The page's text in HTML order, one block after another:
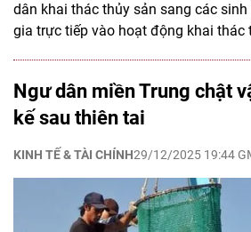
dân khai thác thủy sản sang các
gia trực tiếp vào hoạt động khai thác
Ngư dân miền Trung chật
kế sau thiên tai
KINH TẾ & TÀI CHÍNH29/12/2025 19:44